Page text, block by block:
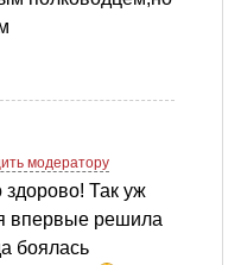
модератору
здорово! Так уж
впервые решила
боялась